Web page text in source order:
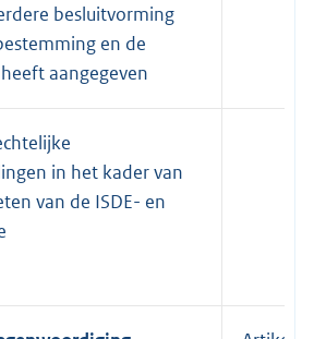
besluitvorming
en de
aangegeven
in het kader van
van de ISDE- en